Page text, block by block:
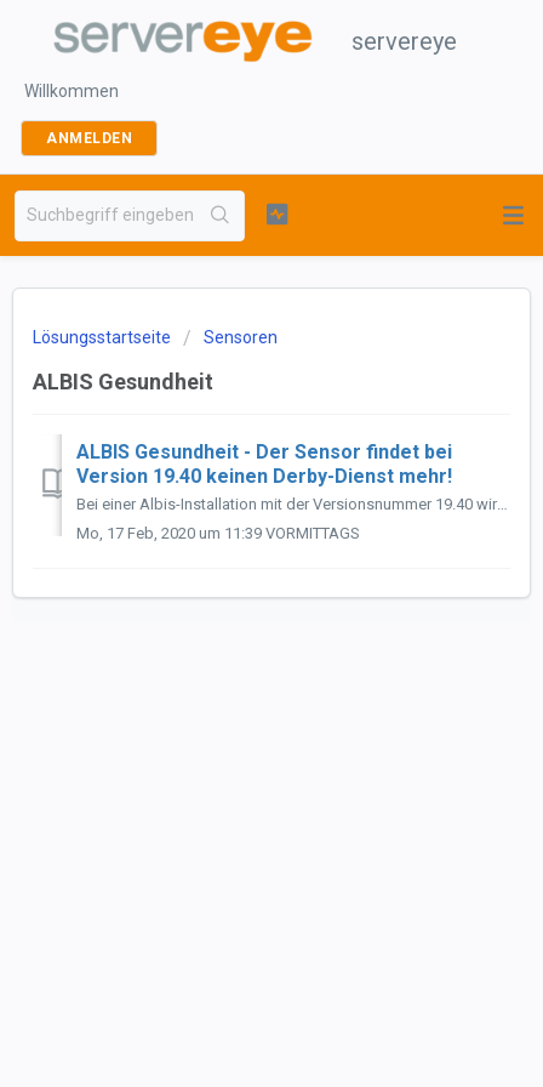
servereye
Willkommen
ANMELDEN
Lösungsstartseite Sensoren
ALBIS Gesundheit
ALBIS Gesundheit - Der Sensor findet bei
Version 19.40 keinen Derby-Dienst mehr!
Bei einer Albis-Installation mit der Versionsnummer 19.40 wird kein Derby-Dienst mehr gefunden. Was können wir tun? Lösung: Bei Albis werden aktuell m...
Mo, 17 Feb, 2020 um 11:39 VORMITTAGS